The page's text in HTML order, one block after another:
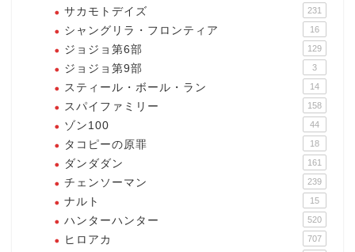
サカモトデイズ 231
シャングリラ・フロンティア 16
ジョジョ第6部 129
ジョジョ第9部 3
スティール・ボール・ラン 14
スパイファミリー 158
ゾン100 44
タコピーの原罪 18
ダンダダン 161
チェンソーマン 239
ナルト 15
ハンターハンター 520
ヒロアカ 707